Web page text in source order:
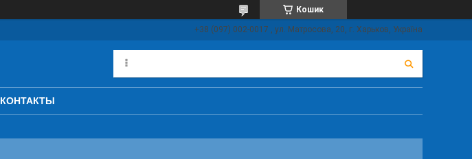
Кошик
+38 (097) 002-0017 , ул. Матросова, 20, г. Харьков, Україна
КОНТАКТЫ